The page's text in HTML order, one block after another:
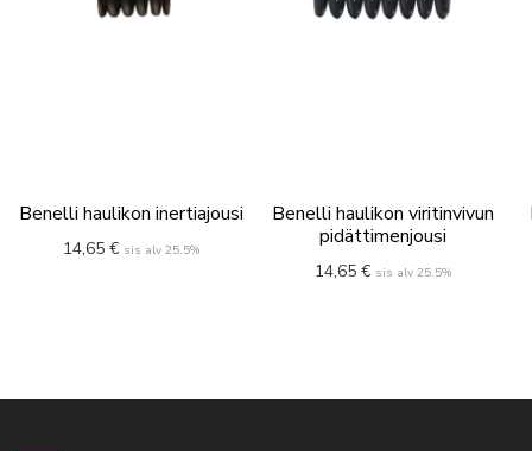
Benelli haulikon inertiajousi
14,65 € sis alv 25.5%
Benelli haulikon viritinvivun
pidättimenjousi
14,65 € sis alv 25.5%